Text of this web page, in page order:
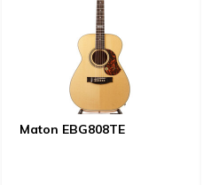
Maton EBG808TE